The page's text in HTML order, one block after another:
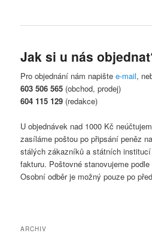
Jak si u nás
Pro objednání nám napištee-mail,
603 506 565 (obchod, prodej)
604 115 129 (redakce)
U objednávek nad 1000 Kč
zasíláme poštou po připsání peněz
stálých zákazníků a státních
fakturu. Poštovné stanovujeme
Osobní odběr je možný pouze po
ARCHIV